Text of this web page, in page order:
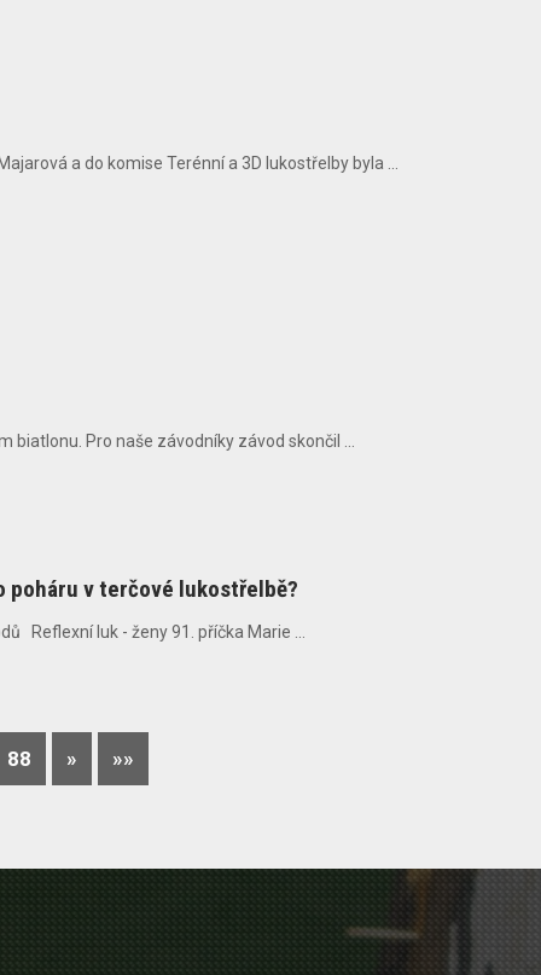
a do komise Terénní a 3D lukostřelby byla ...
Pro naše závodníky závod skončil ...
poháru v terčové lukostřelbě?
Reflexní luk - ženy 91. příčka Marie ...
88 » »»